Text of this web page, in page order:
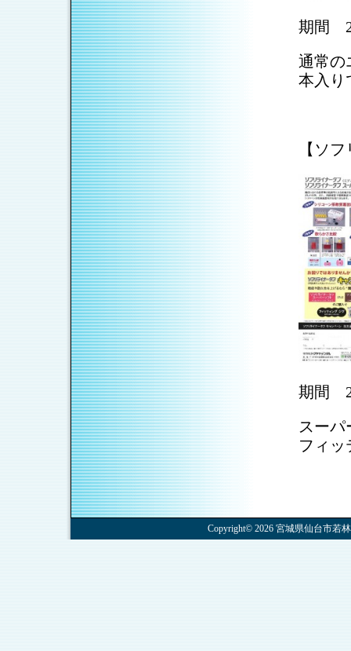
期間
通常の
本入り
【ソ
期間
スー
フィッ
Copyright© 2026 宮城県仙台市若